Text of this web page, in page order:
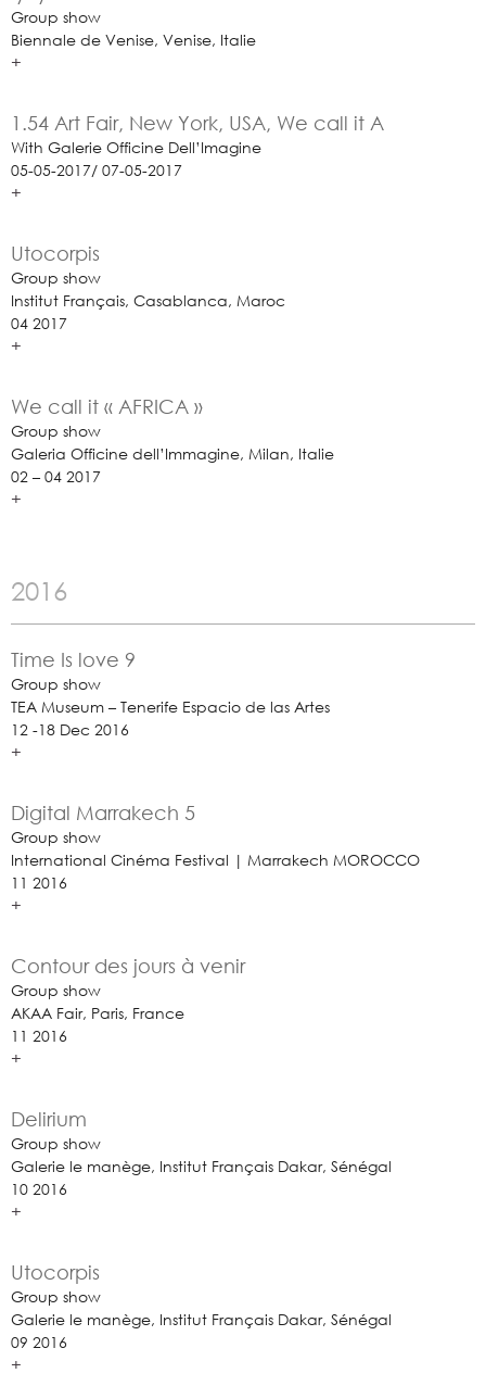
Group show
Biennale de Venise, Venise, Italie
+
1.54 Art Fair, New York, USA, We call it A
With Galerie Officine Dell’Imagine
05-05-2017/ 07-05-2017
+
Utocorpis
Group show
Institut Français, Casablanca, Maroc
04 2017
+
We call it « AFRICA »
Group show
Galeria Officine dell’Immagine, Milan, Italie
02 – 04 2017
+
2016
Time Is love 9
Group show
TEA Museum – Tenerife Espacio de las Artes
12 -18 Dec 2016
+
Digital Marrakech 5
Group show
International Cinéma Festival | Marrakech MOROCCO
11 2016
+
Contour des jours à venir
Group show
AKAA Fair, Paris, France
11 2016
+
Delirium
Group show
Galerie le manège, Institut Français Dakar, Sénégal
10 2016
+
Utocorpis
Group show
Galerie le manège, Institut Français Dakar, Sénégal
09 2016
+